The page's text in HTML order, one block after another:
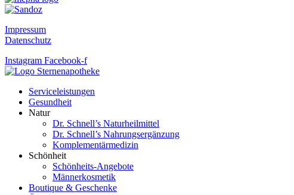
Impressum
Datenschutz
Instagram Facebook-f
Serviceleistungen
Gesundheit
Natur
Dr. Schnell’s Naturheilmittel
Dr. Schnell’s Nahrungsergänzung
Komplementärmedizin
Schönheit
Schönheits-Angebote
Männerkosmetik
Boutique & Geschenke